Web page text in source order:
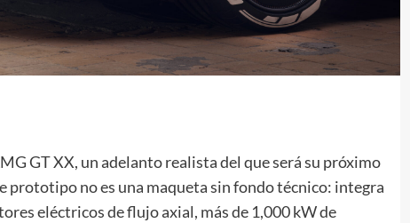
GT XX, un adelanto realista del que será su próximo
no es una maqueta sin fondo técnico: integra
eléctricos de flujo axial, más de 1,000 kW de